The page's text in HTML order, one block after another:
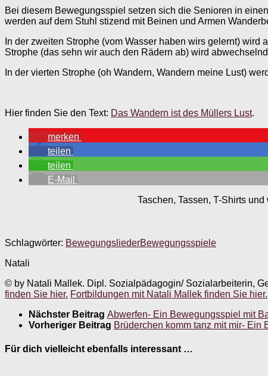
Bei diesem Bewegungsspiel setzen sich die Senioren in
werden auf dem Stuhl stizend mit Beinen und Armen
In der zweiten Strophe (vom Wasser haben wirs gelernt)
Strophe (das sehn wir auch den Rädern ab) wird
In der vierten Strophe (oh Wandern, Wandern meine Lust)
Hier finden Sie den Text: Das Wandern ist des Müllers Lust.
merken
teilen
teilen
E-Mail
Taschen, Tassen, T-Shirts
Schlagwörter: BewegungsliederBewegungsspiele
Natali
© by Natali Mallek. Dipl. Sozialpädagogin/ Sozialarbeiterin,
finden Sie hier. Fortbildungen mit Natali Mallek finden Sie hier.
Nächster Beitrag Abwerfen- Ein Bewegungsspiel mit
Vorheriger Beitrag Brüderchen komm tanz mit mir- Ein
Für dich vielleicht ebenfalls interessant …